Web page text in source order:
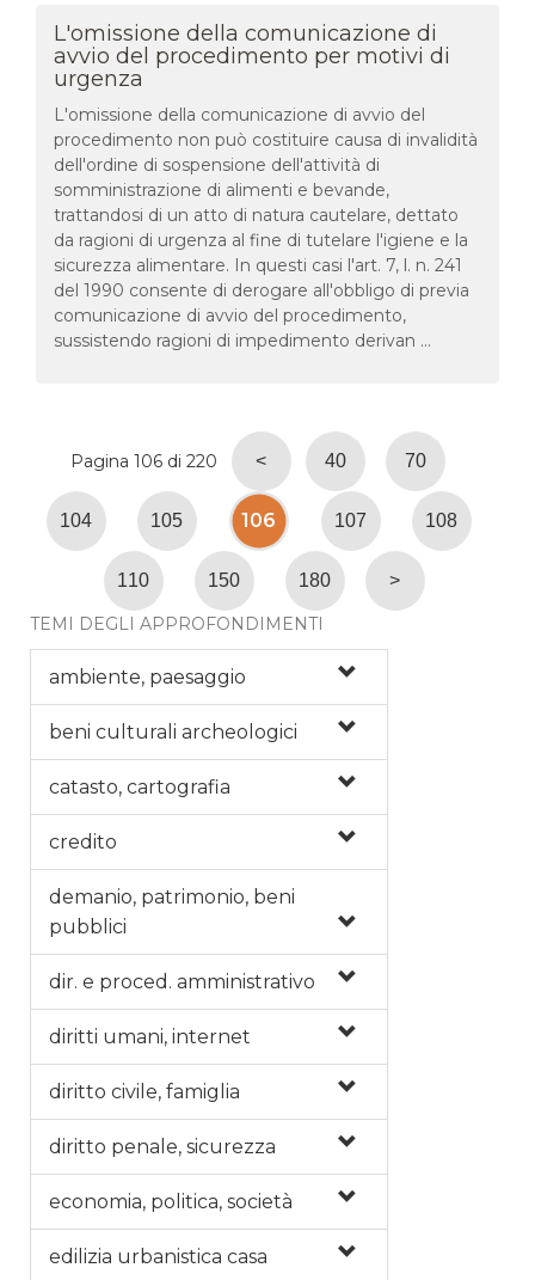
L'omissione della comunicazione di
avvio del procedimento per motivi di
urgenza
L'omissione della comunicazione di avvio del
procedimento non può costituire causa di invalidità
dell'ordine di sospensione dell'attività di
somministrazione di alimenti e bevande,
trattandosi di un atto di natura cautelare, dettato
da ragioni di urgenza al fine di tutelare l'igiene e la
sicurezza alimentare. In questi casi l'art. 7, l. n. 241
del 1990 consente di derogare all'obbligo di previa
comunicazione di avvio del procedimento,
sussistendo ragioni di impedimento derivan ...
Pagina 106 di 220 < 40 70
104 105 106 107 108
110 150 180 >
TEMI DEGLI APPROFONDIMENTI
ambiente, paesaggio
beni culturali archeologici
catasto, cartografia
credito
demanio, patrimonio, beni
pubblici
dir. e proced. amministrativo
diritti umani, internet
diritto civile, famiglia
diritto penale, sicurezza
economia, politica, società
edilizia urbanistica casa